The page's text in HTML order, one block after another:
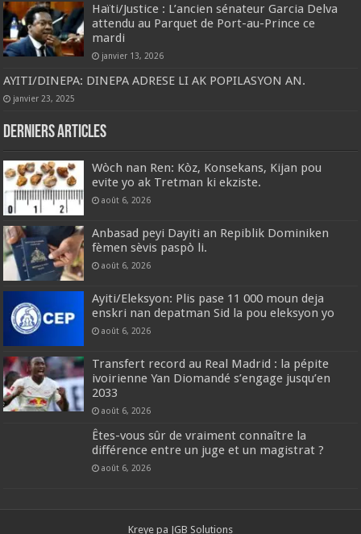
Haïti/Justice : L’ancien sénateur Garcia Delva
attendu au Parquet de Port-au-Prince ce
mardi
janvier 13, 2026
AYITI/DINEPA: DINEPA ADRESE LI AK POPILASYON AN.
janvier 23, 2025
Derniers articles
Wòch nan Ren: Kòz, Konsekans, Kijan pou
evite yo ak Tretman ki ekziste.
août 6, 2026
Anbasad peyi Dayiti an Repiblik Dominiken
fèmen sèvis paspò li.
août 6, 2026
Ayiti/Eleksyon: Plis pase 11 000 moun deja
enskri nan depatman Sid la pou eleksyon yo
août 6, 2026
Transfert record au Real Madrid : la pépite
ivoirienne Yan Diomandé s’engage jusqu’en
2033
août 6, 2026
Êtes-vous sûr de vraiment connaître la
différence entre un juge et un magistrat ?
août 6, 2026
Kreye pa JGB Solutions